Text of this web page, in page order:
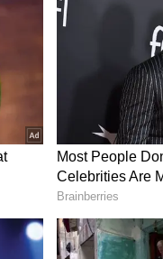
చాలా అందంగా,
జరిగిన విషయాలను
ఈ సినిమా
థమన్‌ నేపథ్యం
ఎంటర్‌టైన్‌మెంట్స్‌
సమర్పిస్తోంది. ఈ చిత్రం
మొదటి భాగంలో
ముంబయిలో